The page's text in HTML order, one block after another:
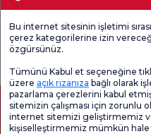
Tıbbi Birimler
Genel
Memnuniyet
Bu internet sitesinin işletimi
çerez kategorilerine izin
özgürsünüz.
Tümünü Kabul et seçeneğine
üzere açık rızanıza bağlı olarak
pazarlama çerezlerini kabul
sitemizin çalışması için zorunlu
internet sitemizi geliştirmemiz
kişiselleştirmemiz mümkün hale